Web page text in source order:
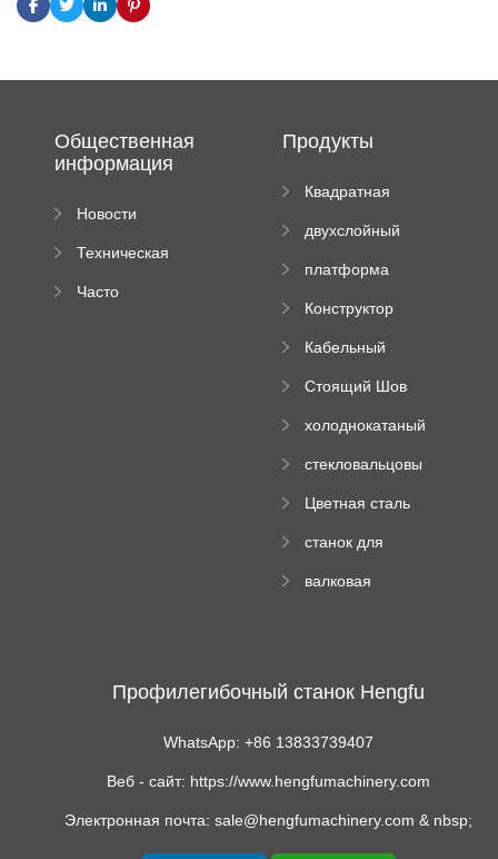
Общественная
информация
Новости
Техническая
Часто
Продукты
Квадратная
машина
двухслойный
пресс
платформа
роликового
Конструктор
трубы
Кабельный
формируя
Стоящий Шов
Машина
холоднокатаный
станок
стекловальцовы
Цветная сталь
машина
станок для
трапециевидных
валковая
Профилегибочный станок Hengfu
WhatsApp: +86 13833739407
Веб - сайт: https://www.hengfumachinery.com
Электронная почта: sale@hengfumachinery.com & nbsp;